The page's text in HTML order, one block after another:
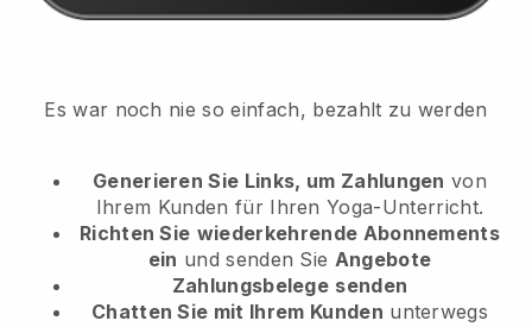
Es war noch nie so einfach, bezahlt zu werden
Generieren Sie Links, um Zahlungen von
Ihrem Kunden für Ihren Yoga-Unterricht.
Richten Sie wiederkehrende Abonnements
ein und senden Sie Angebote
Zahlungsbelege senden
Chatten Sie mit Ihrem Kunden unterwegs